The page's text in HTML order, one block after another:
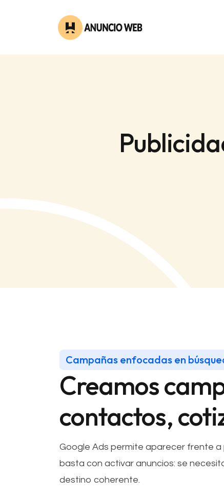
Campañas enfocadas en
Creamos
contactos,
Google Ads permite aparecer frente
basta con activar anuncios: se
destino coherente.